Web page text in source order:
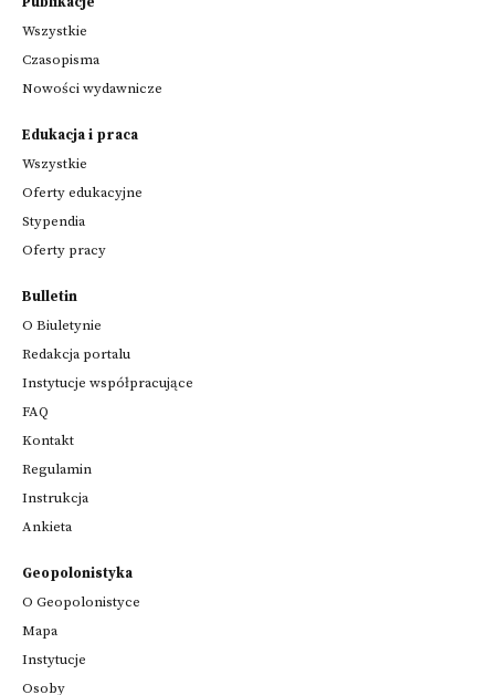
Wszystkie
Czasopisma
Nowości wydawnicze
Edukacja i praca
Wszystkie
Oferty edukacyjne
Stypendia
Oferty pracy
Bulletin
O Biuletynie
Redakcja portalu
Instytucje współpracujące
FAQ
Kontakt
Regulamin
Instrukcja
Ankieta
Geopolonistyka
O Geopolonistyce
Mapa
Instytucje
Osoby